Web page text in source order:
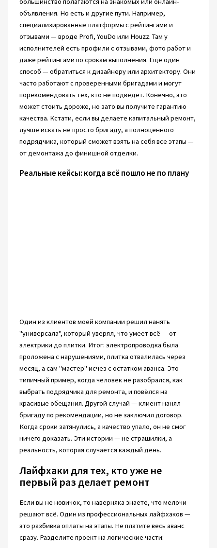
объявления. Но есть и другие пути. Например,
специализированные платформы с рейтингами и
отзывами — вроде Profi, YouDo или Houzz. Там у
исполнителей есть профили с отзывами, фото работ и
даже рейтингами по срокам выполнения. Ещё один
способ — обратиться к дизайнеру или архитектору. Они
часто работают с проверенными бригадами и могут
порекомендовать тех, кто не подведёт. Конечно, это
может стоить дороже, но зато вы получите гарантию
качества. Кстати, если вы делаете капитальный ремонт,
лучше искать не просто бригаду, а полноценного
подрядчика, который сможет взять на себя все этапы —
от демонтажа до финишной отделки.
Реальные кейсы: когда всё пошло не по плану
Один из клиентов моей компании решил нанять
"универсала", который уверял, что умеет всё — от
электрики до плитки. Итог: электропроводка была
проложена с нарушениями, плитка отвалилась через
месяц, а сам "мастер" исчез с остатком аванса. Это
типичный пример, когда человек не разобрался, как
выбрать подрядчика для ремонта, и повёлся на
красивые обещания. Другой случай — клиент нанял
бригаду по рекомендации, но не заключил договор.
Когда сроки затянулись, а качество упало, он не смог
ничего доказать. Эти истории — не страшилки, а
реальность, которая случается каждый день.
Лайфхаки для тех, кто уже не
первый раз делает ремонт
Если вы не новичок, то наверняка знаете, что мелочи
решают всё. Один из профессиональных лайфхаков —
это разбивка оплаты на этапы. Не платите весь аванс
сразу. Разделите проект на логические части: